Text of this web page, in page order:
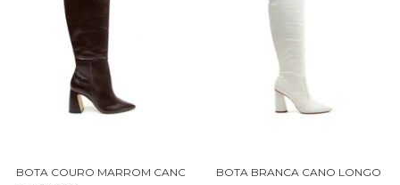
BOTA COURO MARROM CANO LONGO CECCONELLO 2626002-20
BOTA BRANCA CANO LONGO